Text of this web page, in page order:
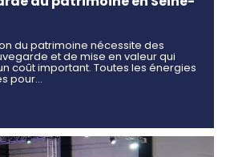
du patrimoine nécessite des
et de mise en valeur qui
coût important. Toutes les énergies
pour…